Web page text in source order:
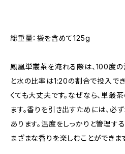
総重量：袋を含めて125g
鳳凰単叢茶を淹れる際は、100度の
と水の比率は1:20の割合で投入で
くても大丈夫です。なぜなら、単叢
ます。香りを引き出すためには、
あります。温度をしっかりと管理す
まざまな香りを楽しむことができま